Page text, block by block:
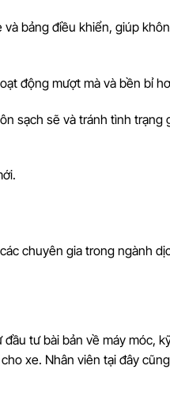
và bảng điều khiển, giúp
động mượt mà và bền bỉ
sạch sẽ và tránh tình trạng
chuyên gia trong ngành
đầu tư bài bản về máy móc,
xe. Nhân viên tại đây cũng